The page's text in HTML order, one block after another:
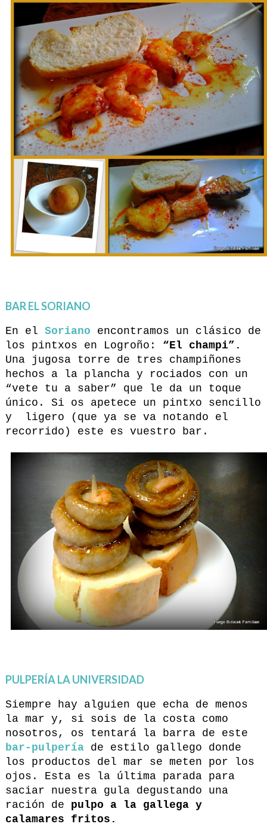
BAR EL SORIANO
En el Soriano encontramos un clásico de
los pintxos en Logroño: “El champi”.
Una jugosa torre de tres champiñones
hechos a la plancha y rociados con un
“vete tu a saber” que le da un toque
único. Si os apetece un pintxo sencillo
y ligero (que ya se va notando el
recorrido) este es vuestro bar.
PULPERÍA LA UNIVERSIDAD
Siempre hay alguien que echa de menos
la mar y, si sois de la costa como
nosotros, os tentará la barra de este
bar-pulperíade estilo gallego donde
los productos del mar se meten por los
ojos. Esta es la última parada para
saciar nuestra gula degustando una
ración de pulpo a la gallega y
calamares fritos.